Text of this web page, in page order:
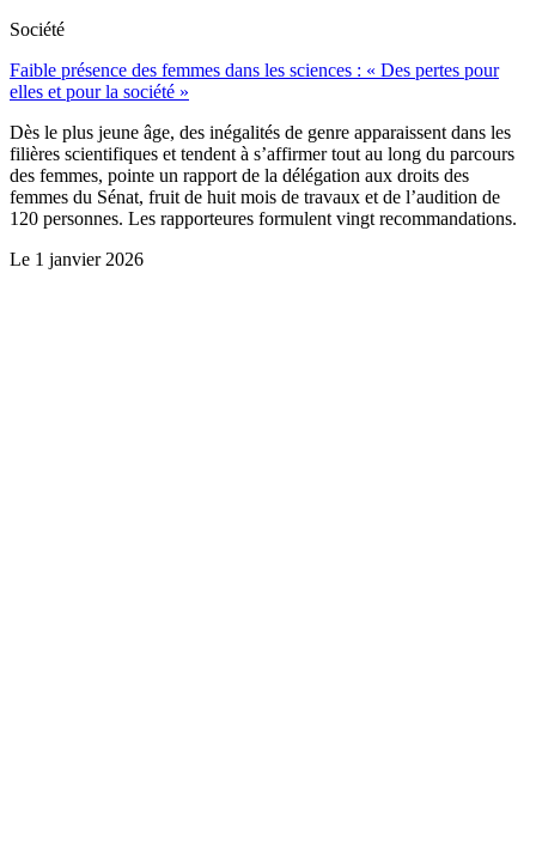
Société
Faible présence des femmes dans les sciences : « Des pertes pour
elles et pour la société »
Dès le plus jeune âge, des inégalités de genre apparaissent dans les
filières scientifiques et tendent à s’affirmer tout au long du parcours
des femmes, pointe un rapport de la délégation aux droits des
femmes du Sénat, fruit de huit mois de travaux et de l’audition de
120 personnes. Les rapporteures formulent vingt recommandations.
Le 1 janvier 2026